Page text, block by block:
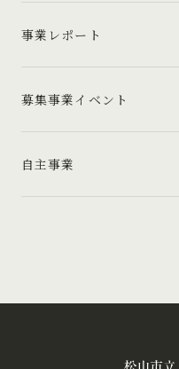
事業レポート
募集事業イベント
自主事業